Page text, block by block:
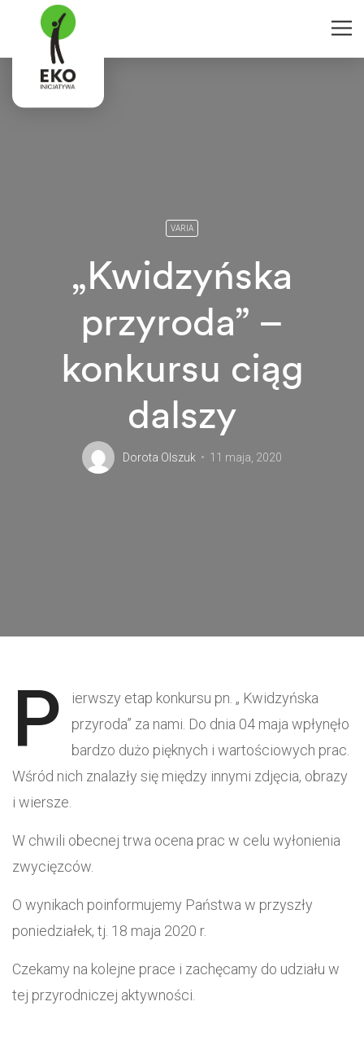
VARIA
„Kwidzyńska
przyroda” –
konkursu ciąg
dalszy
Dorota Olszuk 11 maja, 2020
P
ierwszy etap konkursu pn. „ Kwidzyńska
przyroda” za nami. Do dnia 04 maja wpłynęło
bardzo dużo pięknych i wartościowych prac.
Wśród nich znalazły się między innymi zdjęcia, obrazy
i wiersze.
W chwili obecnej trwa ocena prac w celu wyłonienia
zwycięzców.
O wynikach poinformujemy Państwa w przyszły
poniedziałek, tj. 18 maja 2020 r.
Czekamy na kolejne prace i zachęcamy do udziału w
tej przyrodniczej aktywności.